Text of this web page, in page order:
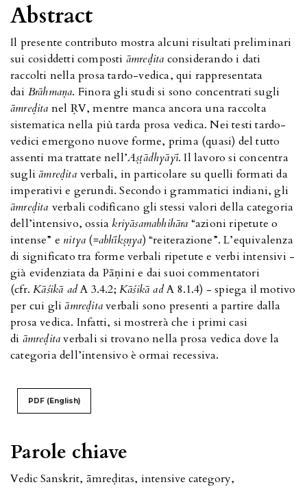
Parole chiave
Vedic Sanskrit, āmreḍitas, intensive category,
Abstract
Il presente contributo mostra alcuni risultati preliminari
sui cosiddetti composti āmreḍita considerando i dati
raccolti nella prosa tardo-vedica, qui rappresentata
dai Brāhmaṇa. Finora gli studi si sono concentrati sugli
āmreḍita nel ṚV, mentre manca ancora una raccolta
sistematica nella più tarda prosa vedica. Nei testi tardo-
vedici emergono nuove forme, prima (quasi) del tutto
assenti ma trattate nell’Aṣṭādhyāyī. Il lavoro si concentra
sugliāmreḍitaverbali, in particolare su quelli formati da
imperativi e gerundi. Secondo i grammatici indiani, gli
āmreḍita verbali codificano gli stessi valori della categoria
dell’intensivo, ossia kriyāsamabhihāra “azioni ripetute o
intense” e nitya (=abhīkṣṇya) “reiterazione”. L’equivalenza
di significato tra forme verbali ripetute e verbi intensivi -
già evidenziata da Pāṇini e dai suoi commentatori
(cfr.Kāśikā adA 3.4.2;Kāśikā adA 8.1.4) - spiega il motivo
per cui gliāmreḍitaverbali sono presenti a partire dalla
prosa vedica. Infatti, si mostrerà che i primi casi
di āmreḍitaverbali si trovano nella prosa vedica dove la
categoria dell’intensivo è ormai recessiva.
PDF (English)